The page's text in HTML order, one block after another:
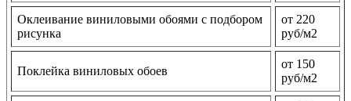
Оклеивание виниловыми обоями с подбором
рисунка
от 220
руб/м2
Поклейка виниловых обоев
от 150
руб/м2